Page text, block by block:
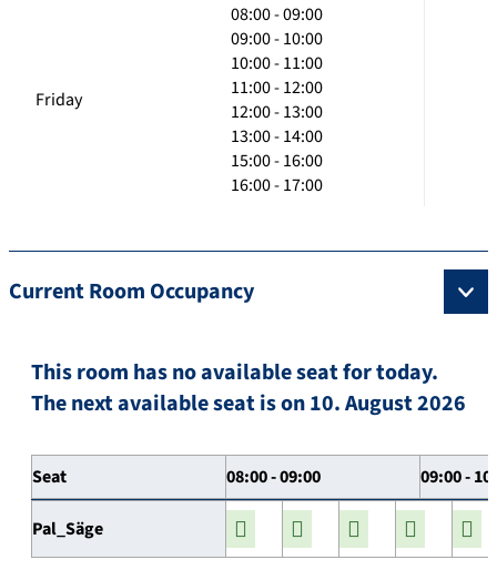
Friday
08:00 - 09:00
09:00 - 10:00
10:00 - 11:00
11:00 - 12:00
12:00 - 13:00
13:00 - 14:00
15:00 - 16:00
16:00 - 17:00
Current Room Occupancy
This room has no available seat for today.
The next available seat is on 10. August 2026
Seat 08:00 - 09:00 09:00 -
Pal_Säge